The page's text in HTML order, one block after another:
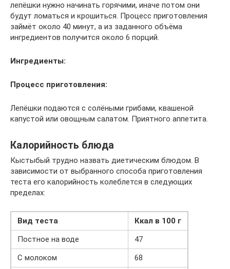
лепёшки нужно начинать горячими, иначе потом они
будут ломаться и крошиться. Процесс приготовления
займёт около 40 минут, а из заданного объёма
ингредиентов получится около 6 порций.
Ингредиенты:
Процесс приготовления:
Лепёшки подаются с солёными грибами, квашеной
капустой или овощным салатом. Приятного аппетита.
Калорийность блюда
Кыстыбый трудно назвать диетическим блюдом. В
зависимости от выбранного способа приготовления
теста его калорийность колеблется в следующих
пределах:
Вид теста
Ккал в 100 г
Постное на воде
47
С молоком
68